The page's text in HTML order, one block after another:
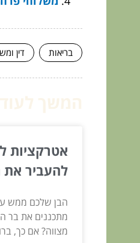
בריאות דין
אטרקציות
להעביר
מתכננים את בר
מצווה? אם כך,